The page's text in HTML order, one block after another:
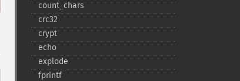
count_​chars
crc32
crypt
echo
explode
fprintf